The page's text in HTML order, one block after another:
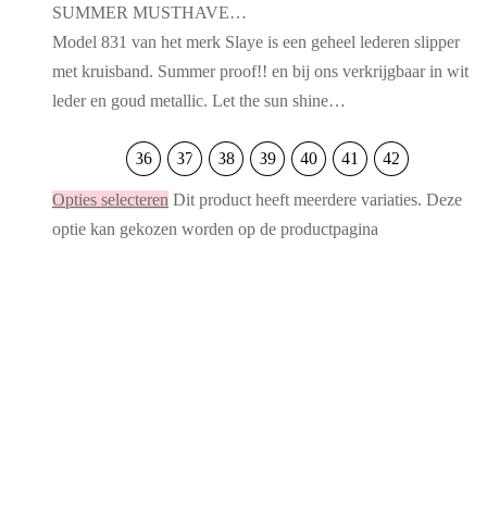
SUMMER MUSTHAVE…
Model 831 van het merk Slaye is een geheel lederen slipper
met kruisband. Summer proof!! en bij ons verkrijgbaar in wit
leder en goud metallic. Let the sun shine…
36 37 38 39 40 41 42
Opties selecteren Dit product heeft meerdere variaties. Deze
optie kan gekozen worden op de productpagina